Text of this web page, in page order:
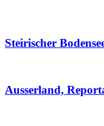
Steirischer
Ausserland,